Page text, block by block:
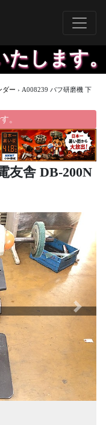
。欲
ダー › A008239 バフ研磨機 下
。
友舎 DB-200N
Next